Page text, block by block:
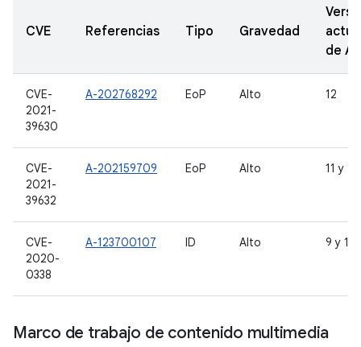
CVE Referencias Tipo Gravedad
de
CVE-
2021-
39630
A-202768292 EoP Alto 12
CVE-
2021-
39632
A-202159709 EoP Alto 11 y 12
CVE-
2020-
0338
A-123700107 ID Alto 9 y 10
Marco de trabajo de contenido multimedia